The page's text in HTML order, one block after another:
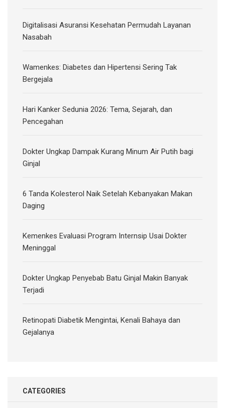
Digitalisasi Asuransi Kesehatan Permudah Layanan
Nasabah
Wamenkes: Diabetes dan Hipertensi Sering Tak
Bergejala
Hari Kanker Sedunia 2026: Tema, Sejarah, dan
Pencegahan
Dokter Ungkap Dampak Kurang Minum Air Putih bagi
Ginjal
6 Tanda Kolesterol Naik Setelah Kebanyakan Makan
Daging
Kemenkes Evaluasi Program Internsip Usai Dokter
Meninggal
Dokter Ungkap Penyebab Batu Ginjal Makin Banyak
Terjadi
Retinopati Diabetik Mengintai, Kenali Bahaya dan
Gejalanya
CATEGORIES